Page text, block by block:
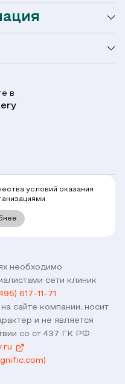
необходимо
сети клиник
617-11-71
сайте компании, носит
и не является
со ст.437 ГК РФ
в
условий оказания